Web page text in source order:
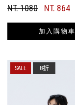
NT. 1080 NT. 864
加入購物車
8折